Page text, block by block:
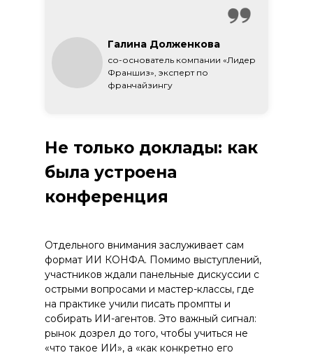
Галина Долженкова
со-основатель компании «Лидер
Франшиз», эксперт по
франчайзингу
Не только доклады: как
была устроена
конференция
Отдельного внимания заслуживает сам
формат ИИ КОНФА. Помимо выступлений,
участников ждали панельные дискуссии с
острыми вопросами и мастер-классы, где
на практике учили писать промпты и
собирать ИИ-агентов. Это важный сигнал:
рынок дозрел до того, чтобы учиться не
«что такое ИИ», а «как конкретно его